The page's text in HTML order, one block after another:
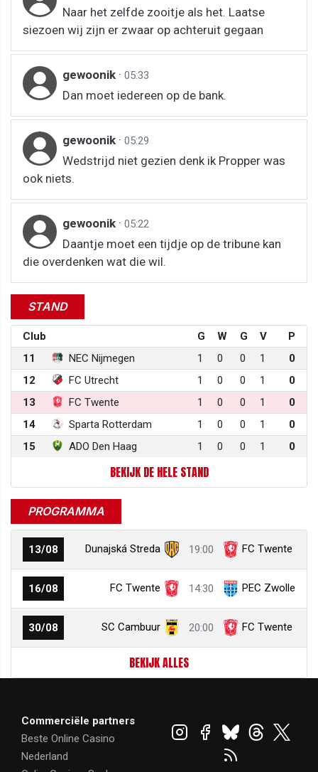
Naar het zelfde zooitje als het. Laatse
siezoen wij zijn er zwaar op achteruit gegaan
gewoonik · 05:33
Dan moet iedereen op de bank.
gewoonik · 05:29
Wedstrijd niet gezien denk ik Propper was
ook niets.
gewoonik · 05:22
Daantje moet een tijdje op de tribune kan
die overdenken wat die wil.
STAND
Club G W G V
P
11
NEC Nijmegen 1 0 0 1
0
12
FC Utrecht 1 0 0 1
0
13
FC Twente 1 0 0 1
0
14
Sparta Rotterdam 1 0 0 1
0
15
ADO Den Haag 1 0 0 1 0
BEKIJK DE HELE STAND
PROGRAMMA
13/08 Dunajská Streda 19:00 FC Twente
16/08 FC Twente 14:30 PEC Zwolle
30/08 SC Cambuur 20:00 FC Twente
BEKIJK ALLES
Commerciële partners
Beste Online Casino
Nederland